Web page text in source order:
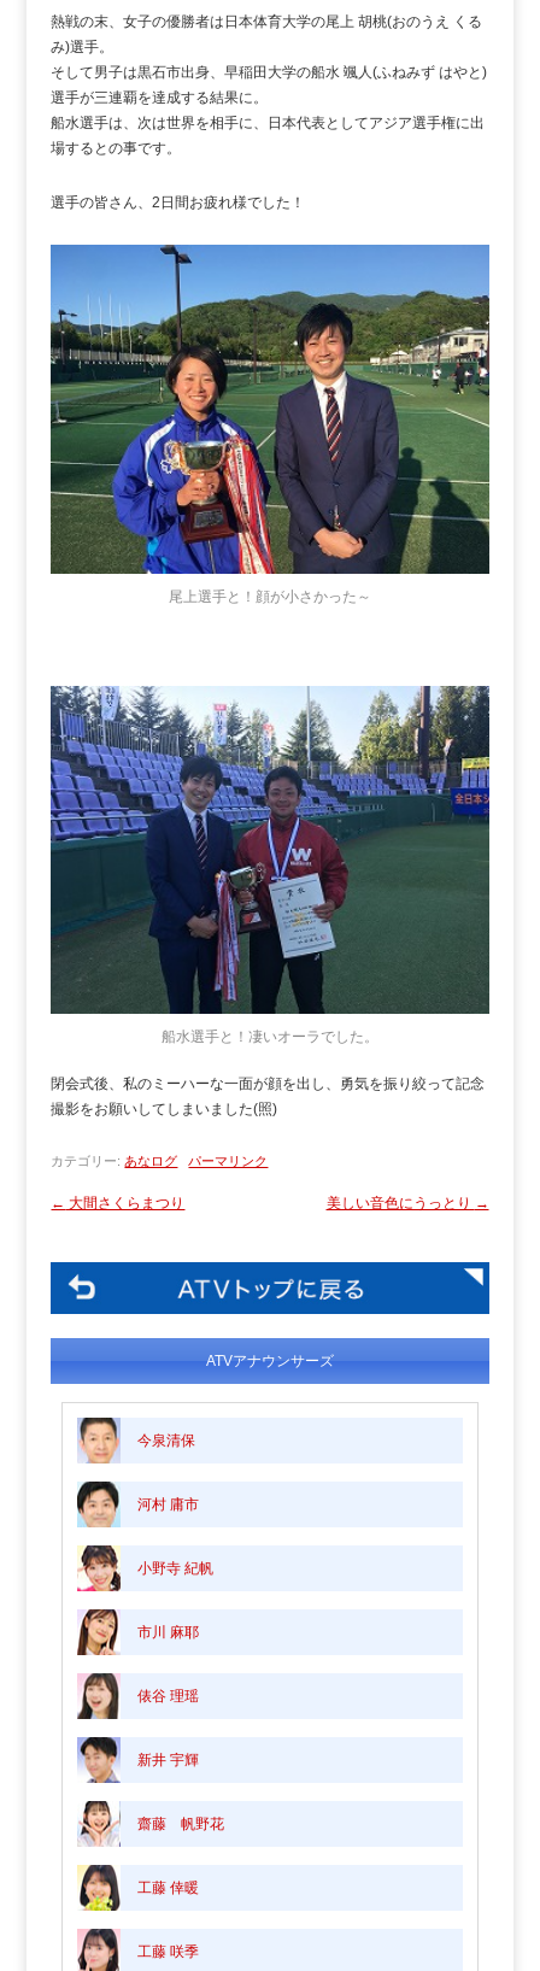
熱戦の末、女子の優勝者は日本体育大学の尾上 胡桃(おのうえ くる
み)選手。
そして男子は黒石市出身、早稲田大学の船水 颯人(ふねみず はやと)
選手が三連覇を達成する結果に。
船水選手は、次は世界を相手に、日本代表としてアジア選手権に出
場するとの事です。
選手の皆さん、2日間お疲れ様でした！
尾上選手と！顔が小さかった～
船水選手と！凄いオーラでした。
閉会式後、私のミーハーな一面が顔を出し、勇気を振り絞って記念
撮影をお願いしてしまいました(照)
カテゴリー: あなログ パーマリンク
← 大間さくらまつり 美しい音色にうっとり →
ATVアナウンサーズ
今泉清保
河村 庸市
小野寺 紀帆
市川 麻耶
俵谷 理瑶
新井 宇輝
齋藤 帆野花
工藤 倖暖
工藤 咲季